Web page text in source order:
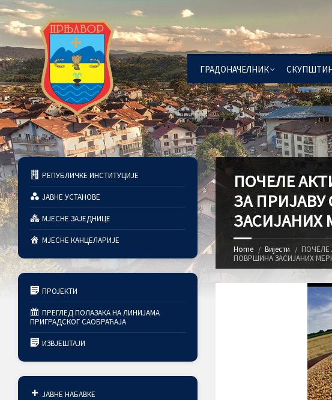
ГРАДОНАЧЕЛНИК
ПОЧЕЛЕ
ЗА
Home Вијести
ПОЧЕЛЕ
ПОВРШИНА ЗАСИЈАНИХ
РЕПУБЛИЧКЕ ИНСТИТУЦИЈЕ
ЈАВНЕ УСТАНОВЕ
МЈЕСНЕ ЗАЈЕДНИЦЕ
МЈЕСНЕ КАНЦЕЛАРИЈЕ
ПРОЈЕКТИ
ПРЕГЛЕД ПОЛАЗАКА НА ЛИНИЈАМА
ПРИГРАДСКОГ САОБРАЋАЈА
ИЗВЈЕШТАЈИ
ЈАВНЕ НАБАВКЕ